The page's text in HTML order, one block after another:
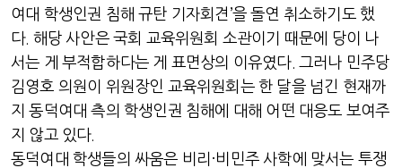
여대 학생인권 침해 규탄 기자회견 ’을 돌연 취소하기도 했
다. 해당 사안은 국회 교육위원회 소관이기 때문에 당이 나
서는 게 부적합하다는 게 표면상의 이유였다.그러나 민주당
김영호 의원이 위원장인 교육위원회는 한 달을 넘긴 현재까
지 동덕여대 측의 학생인권 침해에 대해 어떤 대응도 보여주
지 않고 있다.
동덕여대 학생들의 싸움은 비리 ·비민주 사학에 맞서는 투쟁